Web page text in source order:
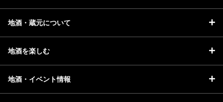
地酒・蔵元について
地酒を楽しむ
地酒・イベント情報